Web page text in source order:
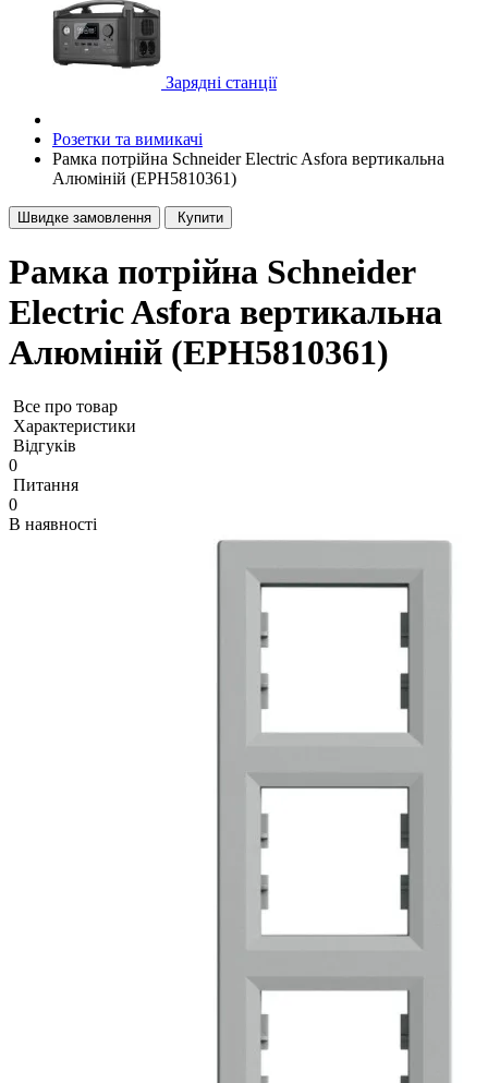
Зарядні станції
Розетки та вимикачі
Рамка потрійна Schneider Electric Asfora вертикальна
Алюміній (EPH5810361)
Швидке замовлення Купити
Рамка потрійна Schneider
Electric Asfora вертикальна
Алюміній (EPH5810361)
Все про товар
Характеристики
Відгуків
0
Питання
0
В наявності